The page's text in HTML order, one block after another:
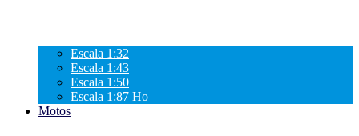
Escala 1:32
Escala 1:43
Escala 1:50
Escala 1:87 Ho
Motos